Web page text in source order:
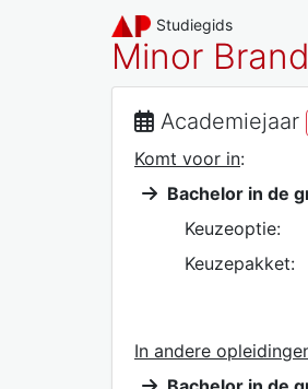
Studiegids
Minor
Academiejaar
Komt voor in:
Bachelor in de
Keuzeoptie:
Keuzepakket:
In andere